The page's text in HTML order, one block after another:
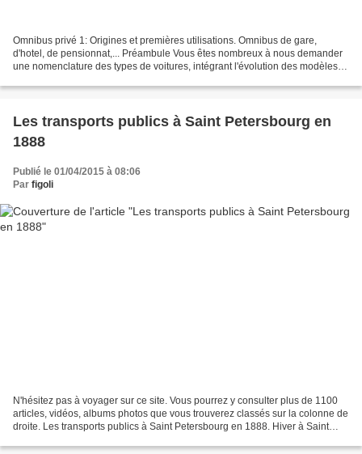
Omnibus privé 1: Origines et premières utilisations. Omnibus de gare,
d'hotel, de pensionnat,... Préambule Vous êtes nombreux à nous demander
une nomenclature des types de voitures, intégrant l'évolution des modèles et
Les transports publics à Saint Petersbourg en
1888
Publié le 01/04/2015 à 08:06
Par figoli
N'hésitez pas à voyager sur ce site. Vous pourrez y consulter plus de 1100
articles, vidéos, albums photos que vous trouverez classés sur la colonne de
droite. Les transports publics à Saint Petersbourg en 1888. Hiver à Saint